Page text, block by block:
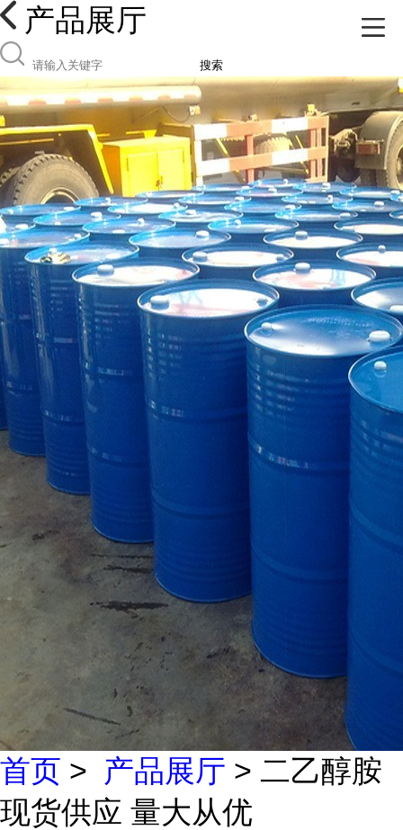
产品展厅
搜索
首页 > 产品展厅 > 二乙醇胺
现货供应 量大从优